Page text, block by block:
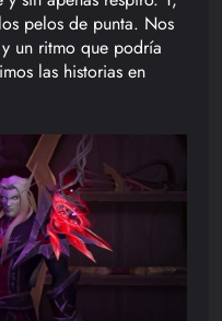
pelos de punta. Nos
un ritmo que podría
las historias en